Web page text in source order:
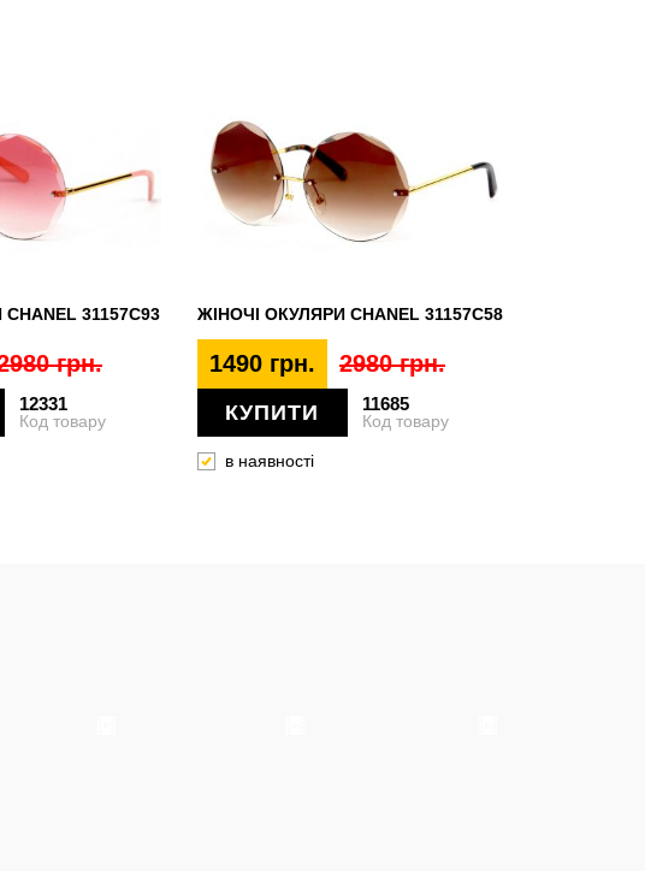
31157С93
грн.
12331
Код товару
ЖІНОЧІ ОКУЛЯРИ CHANEL 31157C58
1490 грн. 2980 грн.
КУПИТИ 11685
Код товару
в наявності